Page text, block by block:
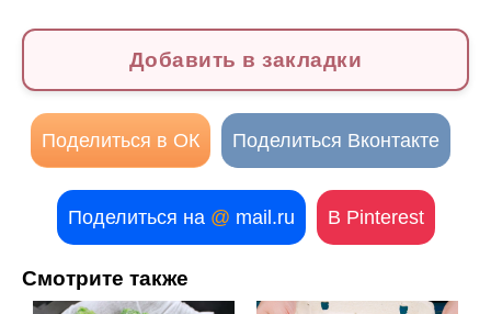
Добавить в закладки
Поделиться в ОК Поделиться Вконтакте
Поделиться на @ mail.ru В Pinterest
Смотрите также